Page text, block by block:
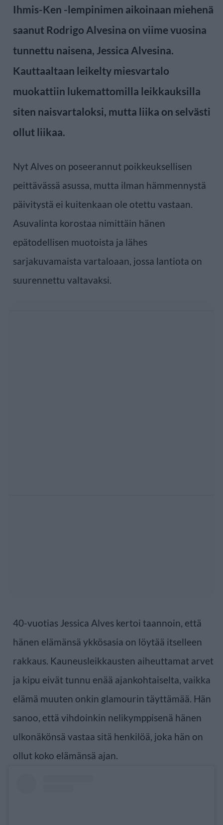
Ihmis-Ken -lempinimen aikoinaan miehenä
saanut Rodrigo Alvesina on viime vuosina
tunnettu naisena, Jessica Alvesina.
Kauttaaltaan leikelty miesvartalo
muokattiin lukemattomilla leikkauksilla
siten naisvartaloksi, mutta liika on selvästi
ollut liikaa.
Nyt Alves on poseerannut poikkeuksellisen
peittävässä asussa, mutta ilman hämmennystä
päivitystä ei kuitenkaan ole otettu vastaan.
Asuvalinta korostaa nimittäin hänen
epätodellisen muotoista ja lähes
sarjakuvamaista vartaloaan, jossa lantiota on
suurennettu valtavaksi.
40-vuotias Jessica Alves kertoi taannoin, että
hänen elämänsä ykkösasia on löytää itselleen
rakkaus. Kauneusleikkausten aiheuttamat arvet
ja kipu eivät tunnu enää ajankohtaiselta, vaikka
elämä muuten onkin glamourin täyttämää. Hän
sanoo, että vihdoinkin nelikymppisenä hänen
ulkonäkönsä vastaa sitä henkilöä, joka hän on
ollut koko elämänsä ajan.